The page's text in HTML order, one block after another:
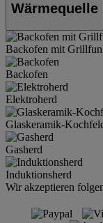
Wärmequelle
Backofen mit
Backofen
Elektroherd
Glaskeramik-
Gasherd
Induktionsherd
Wir akzeptieren